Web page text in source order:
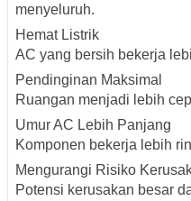
menyeluruh.
Hemat Listrik
AC yang bersih bekerja
Pendinginan Maksimal
Ruangan menjadi lebih
Umur AC Lebih Panjang
Komponen bekerja lebih
Mengurangi Risiko
Potensi kerusakan besar